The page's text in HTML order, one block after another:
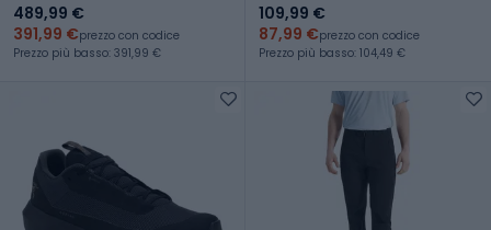
489,99 €
391,99 €prezzo con codice
Prezzo più basso: 391,99 €
109,99 €
87,99 €prezzo con codice
Prezzo più basso: 104,49 €